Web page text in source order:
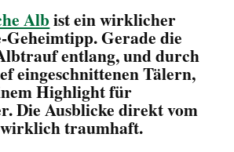
Albist ein wirklicher
Gerade die
entlang, und durch
eingeschnittenen Tälern,
Highlight für
Die Ausblicke direkt vom
traumhaft.